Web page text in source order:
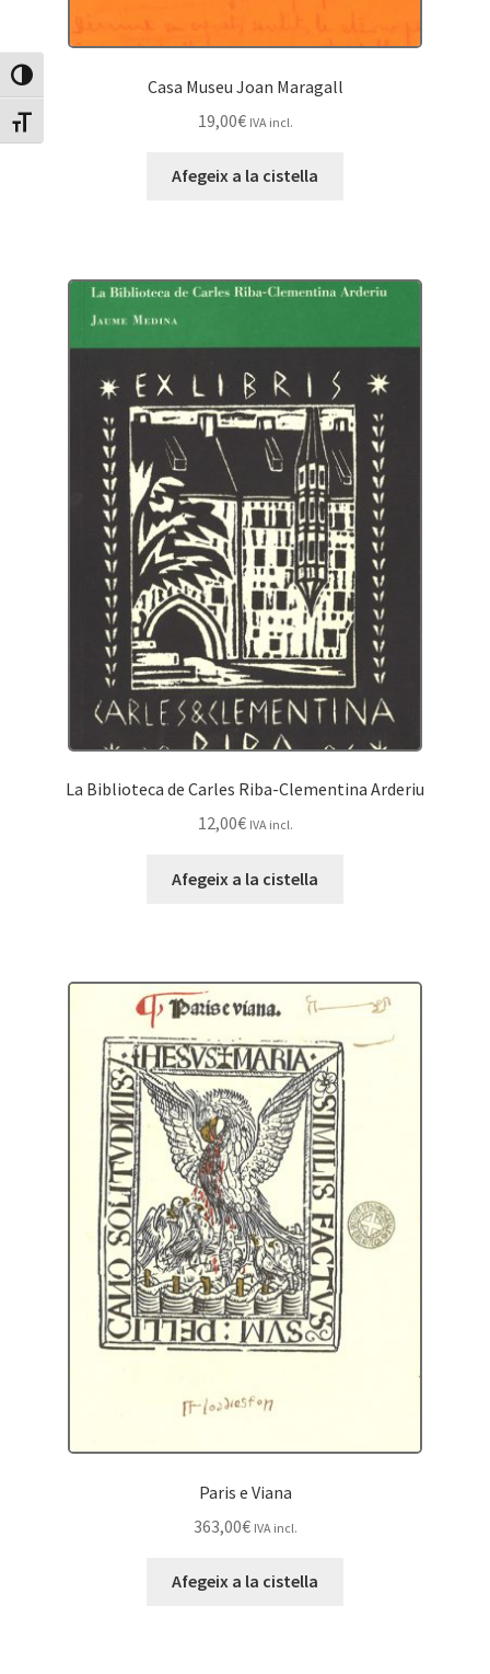
Canvia Alt Contrast
Canvia mida de lletra
Casa Museu Joan Maragall
19,00€ IVA incl.
Afegeix a la cistella
La Biblioteca de Carles Riba-Clementina Arderiu
12,00€ IVA incl.
Afegeix a la cistella
Paris e Viana
363,00€ IVA incl.
Afegeix a la cistella